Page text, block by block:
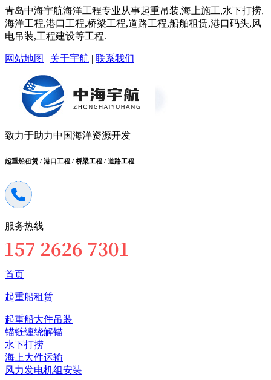
青岛中海宇航海洋工程专业从事起重吊装,海上施工,水下打捞,
海洋工程,港口工程,桥梁工程,道路工程,船舶租赁,港口码头,风
电吊装,工程建设等工程.
网站地图 | 关于宇航 | 联系我们
致力于助力中国海洋资源开发
起重船租赁 / 港口工程 / 桥梁工程 / 道路工程
服务热线
首页
起重船租赁
起重船大件吊装
锚链缠绕解锚
水下打捞
海上大件运输
风力发电机组安装